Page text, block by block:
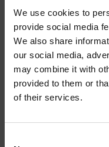
We use cookies to
provide social media
We also share
our social media,
may combine it with
provided to them or
of their services.
ISCRIVITI